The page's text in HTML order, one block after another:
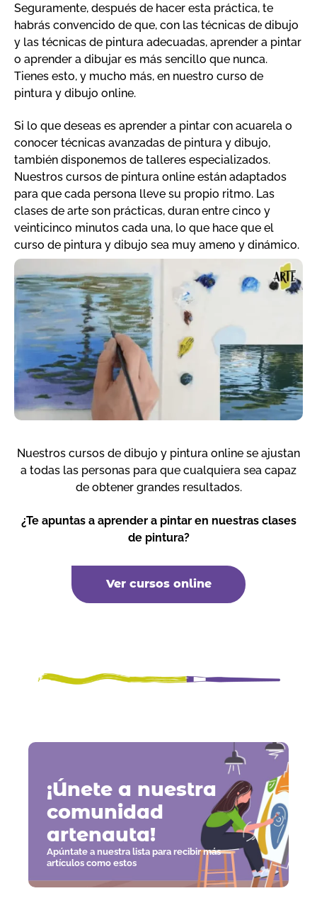
Seguramente, después de hacer esta práctica, te
habrás convencido de que, con las técnicas de dibujo
y las técnicas de pintura adecuadas, aprender a pintar
o aprender a dibujar es más sencillo que nunca.
Tienes esto, y mucho más, en nuestro curso de
pintura y dibujo online.
Si lo que deseas es aprender a pintar con acuarela o
conocer técnicas avanzadas de pintura y dibujo,
también disponemos de talleres especializados.
Nuestros cursos de pintura online están adaptados
para que cada persona lleve su propio ritmo. Las
clases de arte son prácticas, duran entre cinco y
veinticinco minutos cada una, lo que hace que el
curso de pintura y dibujo sea muy ameno y dinámico.
Nuestros cursos de dibujo y pintura online se ajustan
a todas las personas para que cualquiera sea capaz
de obtener grandes resultados.
¿Te apuntas a aprender a pintar en nuestras clases
de pintura?
Ver cursos online
¡Únete a nuestra
comunidad
artenauta!
Apúntate a nuestra lista para recibir más
artículos como estos